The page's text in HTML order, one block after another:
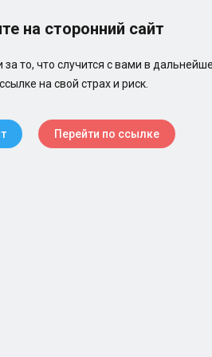
на сторонний сайт
то, что случится с вами в
на свой страх и риск.
Перейти по ссылке